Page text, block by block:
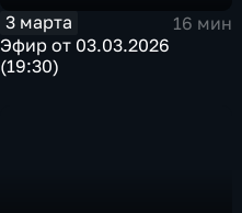
3 марта
16 мин
Эфир от 03.03.2026
(19:30)